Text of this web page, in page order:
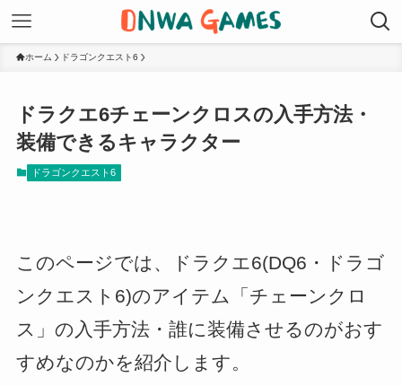
ホーム ドラゴンクエスト6
ドラクエ6チェーンクロスの入手方法・
装備できるキャラクター
ドラゴンクエスト6
このページでは、ドラクエ6(DQ6・ドラゴ
ンクエスト6)のアイテム「チェーンクロ
ス」の入手方法・誰に装備させるのがおす
すめなのかを紹介します。